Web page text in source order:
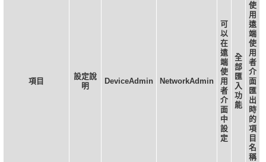
項目
設定說
明
DeviceAdmin NetworkAdmin
可
以
在
遠
端
使
用
者
介
面
中
設
定
全
部
匯
入
功
能
使
用
遠
端
使
用
者
介
面
匯
出
時
的
項
目
名
稱